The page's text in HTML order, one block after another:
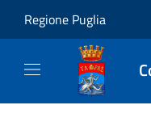
Regione Puglia